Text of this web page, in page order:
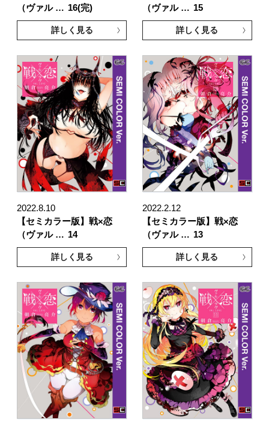
（ヴァル … 16(完)
詳しく見る
（ヴァル … 15
詳しく見る
2022.8.10
【セミカラー版】戦×恋
（ヴァル … 14
詳しく見る
2022.2.12
【セミカラー版】戦×恋
（ヴァル … 13
詳しく見る